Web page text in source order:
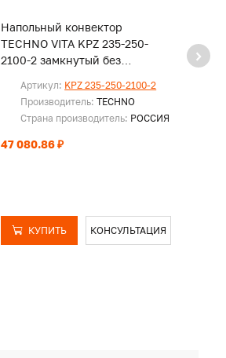
Напольный конвектор
TECHNO VITA KPZ 235-250-
2100-2 замкнутый без
Артикул: KPZ 235-250-2100-2
Производитель:TECHNO
Страна производитель: РОССИЯ
47 080.86 ₽
КУПИТЬ КОНСУЛЬТАЦИЯ